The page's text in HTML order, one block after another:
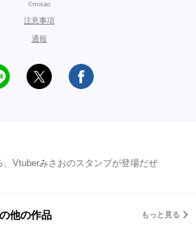
©misao
注意事項
通報
Vtuberみさおのスタンプが登場だぜ
他の作品 もっと見る